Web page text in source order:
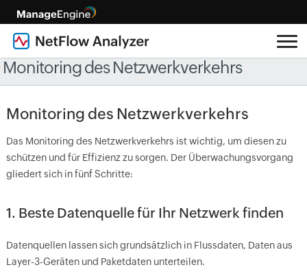
Monitoring des Netzwerkverkehrs
Monitoring des Netzwerkverkehrs
Das Monitoring des Netzwerkverkehrs ist wichtig, um diesen zu
schützen und für Effizienz zu sorgen. Der Überwachungsvorgang
gliedert sich in fünf Schritte:
1. Beste Datenquelle für Ihr Netzwerk finden
Datenquellen lassen sich grundsätzlich in Flussdaten, Daten aus
Layer-3-Geräten und Paketdaten unterteilen.